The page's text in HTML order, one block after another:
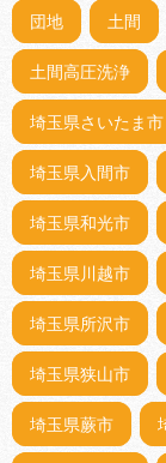
団地 土間
土間高圧洗浄
埼玉県さいたま市
埼玉県入間市
埼玉県和光市
埼玉県川越市
埼玉県所沢市
埼玉県狭山市
埼玉県蕨市